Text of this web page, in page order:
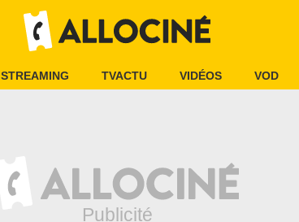
STREAMING TVACTU VIDÉOS VOD